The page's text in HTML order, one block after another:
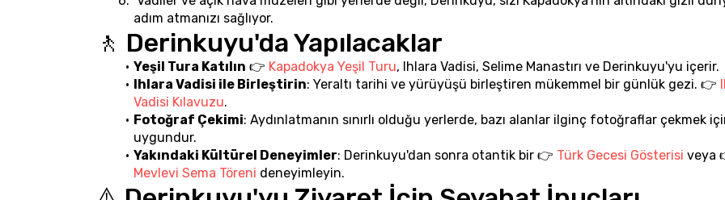
adım atmanızı sağlıyor.
🚶 Derinkuyu'da Yapılacaklar
Yeşil Tura Katılın 👉 Kapadokya Yeşil Turu, Ihlara Vadisi, Selime Manastırı ve Derinkuyu'yu içerir.
Ihlara Vadisi ile Birleştirin: Yeraltı tarihi ve yürüyüşü birleştiren mükemmel bir günlük gezi. 👉
Vadisi Kılavuzu.
Fotoğraf Çekimi: Aydınlatmanın sınırlı olduğu yerlerde, bazı alanlar ilginç fotoğraflar çekmek
uygundur.
Yakındaki Kültürel Deneyimler: Derinkuyu'dan sonra otantik bir 👉 Türk Gecesi Gösterisi
Mevlevi Sema Töreni deneyimleyin.